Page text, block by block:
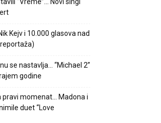
Kejv i 10.000 glasova nad
se nastavlja… “Michael 2”
godine
pravi momenat… Madona i
duet “Love